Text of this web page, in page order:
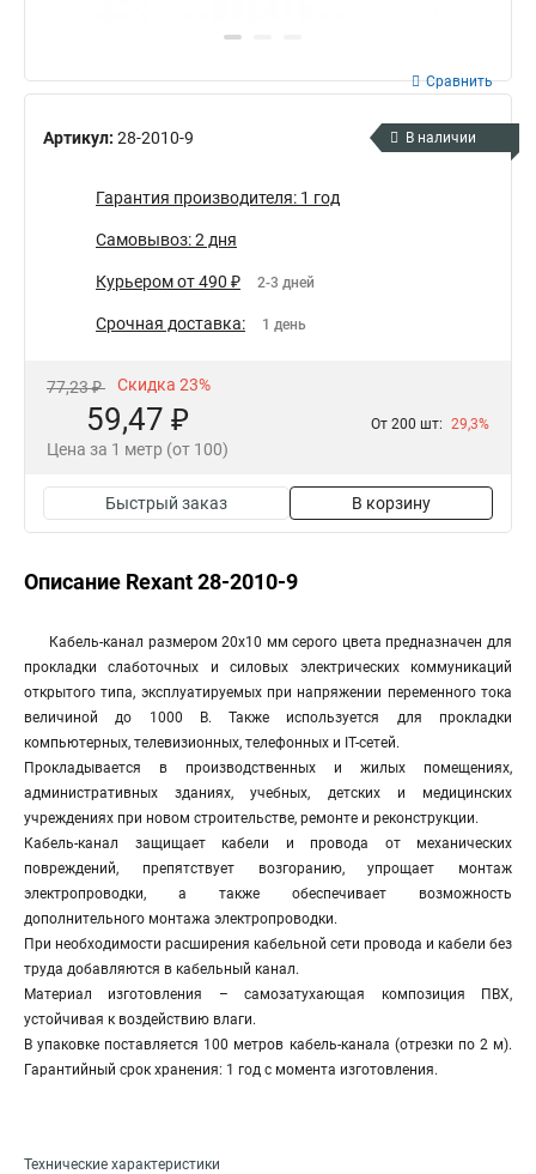
Артикул: 28-2010-9
Сравнить
В наличии
Гарантия производителя: 1 год
Самовывоз: 2 дня
Курьером от 490 ₽ 2-3 дней
Срочная доставка: 1 день
77,23 ₽ Скидка 23%
59,47 ₽
Цена за 1 метр (от 100)
От 200 шт: 29,3%
Быстрый заказ В корзину
Описание Rexant 28-2010-9
Кабель-канал размером 20х10 мм серого цвета предназначен для
прокладки слаботочных и силовых электрических коммуникаций
открытого типа, эксплуатируемых при напряжении переменного тока
величиной до 1000 В. Также используется для прокладки
компьютерных, телевизионных, телефонных и IT-сетей.
Прокладывается в производственных и жилых помещениях,
административных зданиях, учебных, детских и медицинских
учреждениях при новом строительстве, ремонте и реконструкции.
Кабель-канал защищает кабели и провода от механических
повреждений, препятствует возгоранию, упрощает монтаж
электропроводки, а также обеспечивает возможность
дополнительного монтажа электропроводки.
При необходимости расширения кабельной сети провода и кабели без
труда добавляются в кабельный канал.
Материал изготовления – самозатухающая композиция ПВХ,
устойчивая к воздействию влаги.
В упаковке поставляется 100 метров кабель-канала (отрезки по 2 м).
Гарантийный срок хранения: 1 год с момента изготовления.
Технические характеристики